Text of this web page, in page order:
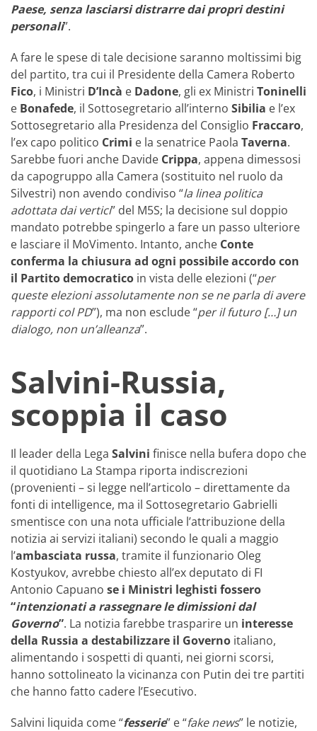
Paese, senza lasciarsi distrarre dai propri destini
personali”.
A fare le spese di tale decisione saranno moltissimi big
del partito, tra cui il Presidente della Camera Roberto
Fico, i Ministri D’Incà e Dadone, gli ex Ministri Toninelli
e Bonafede, il Sottosegretario all’interno Sibilia e l’ex
Sottosegretario alla Presidenza del Consiglio Fraccaro,
l’ex capo politico Crimi e la senatrice Paola Taverna.
Sarebbe fuori anche Davide Crippa, appena dimessosi
da capogruppo alla Camera (sostituito nel ruolo da
Silvestri) non avendo condiviso “la linea politica
adottata dai vertici” del M5S; la decisione sul doppio
mandato potrebbe spingerlo a fare un passo ulteriore
e lasciare il MoVimento. Intanto, anche Conte
conferma la chiusura ad ogni possibile accordo con
il Partito democratico in vista delle elezioni (“per
queste elezioni assolutamente non se ne parla di avere
rapporti col PD”), ma non esclude “per il futuro […] un
dialogo, non un’alleanza”.
Salvini-Russia,
scoppia il caso
Il leader della Lega Salvini finisce nella bufera dopo che
il quotidiano La Stampa riporta indiscrezioni
(provenienti – si legge nell’articolo – direttamente da
fonti di intelligence, ma il Sottosegretario Gabrielli
smentisce con una nota ufficiale l’attribuzione della
notizia ai servizi italiani) secondo le quali a maggio
l’ambasciata russa, tramite il funzionario Oleg
Kostyukov, avrebbe chiesto all’ex deputato di FI
Antonio Capuano se i Ministri leghisti fossero
“intenzionati a rassegnare le dimissioni dal
Governo”. La notizia farebbe trasparire un interesse
della Russia a destabilizzare il Governo italiano,
alimentando i sospetti di quanti, nei giorni scorsi,
hanno sottolineato la vicinanza con Putin dei tre partiti
che hanno fatto cadere l’Esecutivo.
Salvini liquida come “fesserie” e “fake news” le notizie,